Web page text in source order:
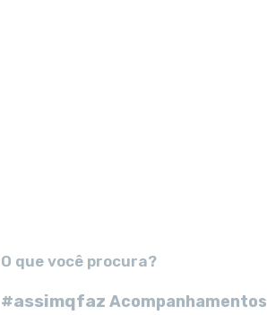
O que você procura?
#assimqfaz Acompanhamentos